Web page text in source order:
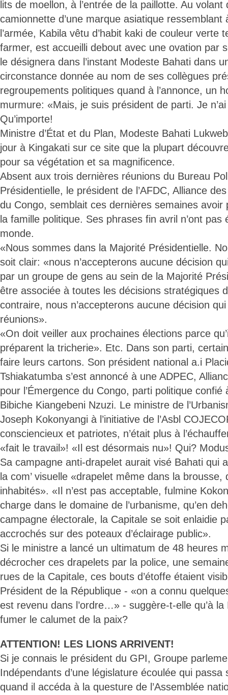
lits de moellon, à l’entrée de la paillotte. Au
camionnette d’une marque asiatique ressemblant
l’armée, Kabila vêtu d’habit kaki de couleur verte
farmer, est accueilli debout avec une ovation par
le désignera dans l’instant Modeste Bahati dans
circonstance donnée au nom de ses collègues
regroupements politiques quand à l’annonce, un
murmure: «Mais, je suis président de parti. Je
Qu’importe!
Ministre d’État et du Plan, Modeste Bahati
jour à Kingakati sur ce site que la plupart
pour sa végétation et sa magnificence.
Absent aux trois dernières réunions du Bureau
Présidentielle, le président de l’AFDC, Alliance
du Congo, semblait ces dernières semaines avoir
la famille politique. Ses phrases fin avril n’ont
monde.
«Nous sommes dans la Majorité Présidentielle.
soit clair: «nous n’accepterons aucune décision
par un groupe de gens au sein de la Majorité
être associée à toutes les décisions stratégiques
contraire, nous n’accepterons aucune décision
réunions».
«On doit veiller aux prochaines élections parce
préparent la tricherie». Etc. Dans son parti,
faire leurs cartons. Son président national a.i
Tshiakatumba s’est annoncé à une ADPEC,
pour l’Émergence du Congo, parti politique
Bibiche Kiangebeni Nzuzi. Le ministre de
Joseph Kokonyangi à l’initiative de l’Asbl
consciencieux et patriotes, n’était plus à
«fait le travail»! «Il est désormais nu»! Qui?
Sa campagne anti-drapelet aurait visé Bahati qui
la com’ visuelle «drapelet même dans la brousse,
inhabités». «Il n’est pas acceptable, fulmine
charge dans le domaine de l’urbanisme, qu’en
campagne électorale, la Capitale se soit enlaidie
accrochés sur des poteaux d’éclairage public».
Si le ministre a lancé un ultimatum de 48 heures
décrocher ces drapelets par la police, une
rues de la Capitale, ces bouts d’étoffe étaient
Président de la République - «on a connu
est revenu dans l’ordre…» - suggère-t-elle qu’à
fumer le calumet de la paix?
ATTENTION! LES LIONS ARRIVENT!
Si je connais le président du GPI, Groupe
Indépendants d’une législature écoulée qui
quand il accéda à la questure de l’Assemblée